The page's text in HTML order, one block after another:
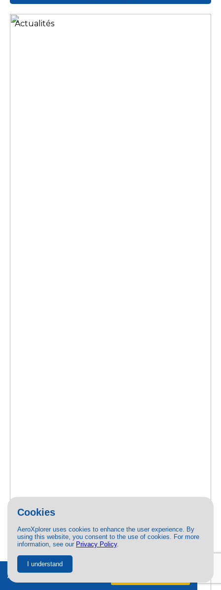
Cookies
AeroXplorer uses cookies to enhance the user experience. By
using this website, you consent to the use of cookies. For more
information, see our Privacy Policy.
I understand
Actualités
Ad-free + exclusive content.